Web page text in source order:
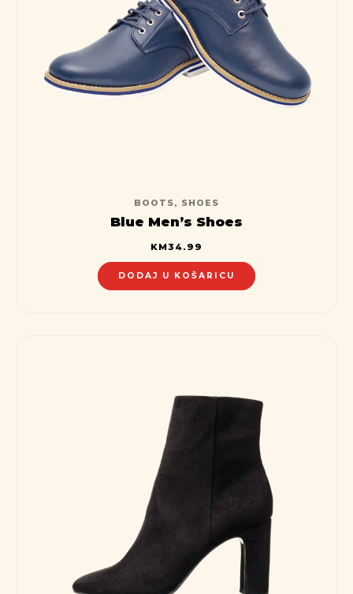
BOOTS, SHOES
Blue Men’s Shoes
KM34.99
DODAJ U KOŠARICU